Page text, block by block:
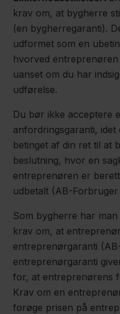
krav om, at bygherre
(en bygherregaranti).
udformet som en
hvorved
uanset om du har
udførelse.
Du bør ikke acceptere
anfordringsgaranti,
betinget af din ret til at
beslutning, hvor en
entreprenøren er
udbetalt (AB-Forbruger
Som bygherre har
krav om, at
entreprenørgaranti
entreprenørgaranti
for, at entreprenørens
Krav om en
forøge prisen på